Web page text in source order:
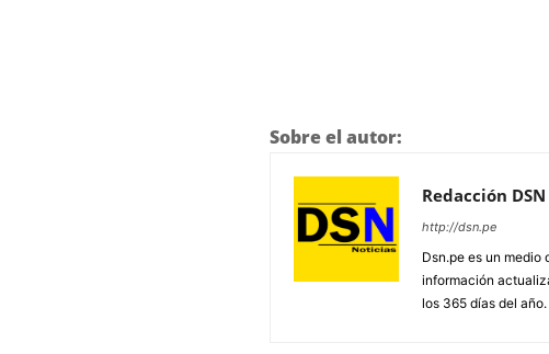
Sobre el autor:
Redacción DSN
http://dsn.pe
Dsn.pe es un
información
los 365 días del año.